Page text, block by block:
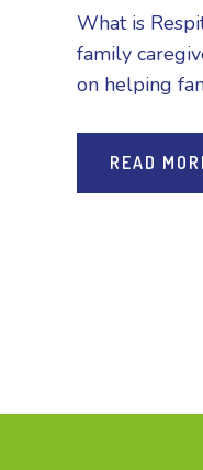
What is
family
on helping
READ